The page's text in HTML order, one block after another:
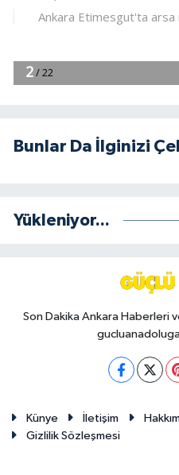
Bunlar Da İlginizi
Yükleniyor...
Son Dakika Ankara Haberleri
Künye İletişim
Gizlilik Sözleşmesi